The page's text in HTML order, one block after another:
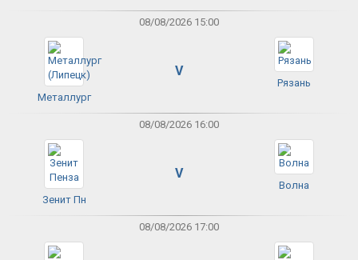
08/08/2026 15:00
Металлург
V
Рязань
08/08/2026 16:00
Зенит Пн
V
Волна
08/08/2026 17:00